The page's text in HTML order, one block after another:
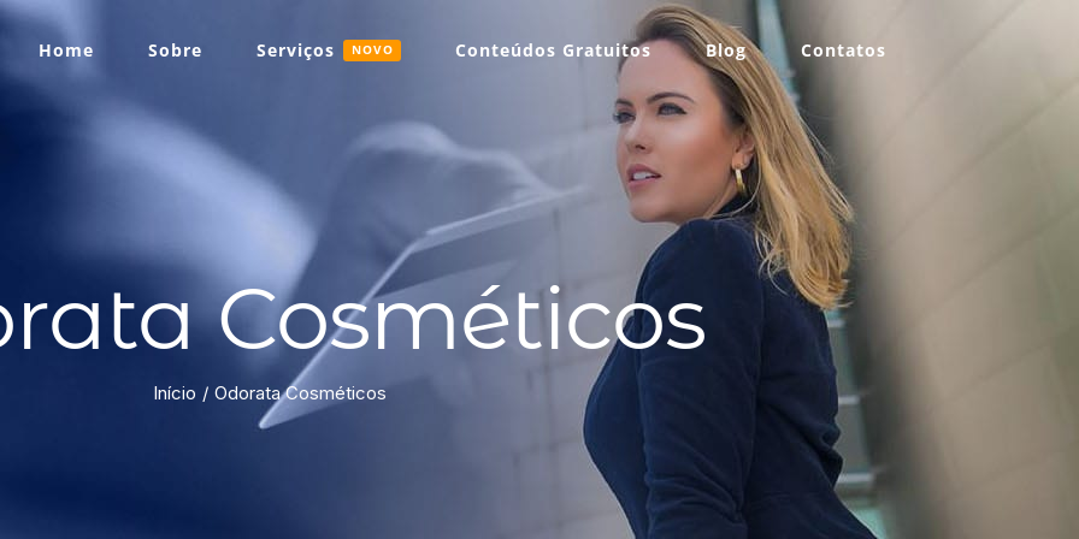
Home Sobre Serviços NOVO Conteúdos Gratuitos Blog Contatos
Cosméticos
Início Odorata Cosméticos